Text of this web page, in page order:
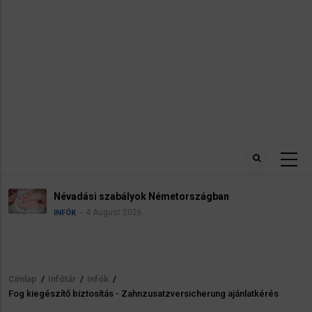
Névadási szabályok Németországban
INFÓK 4 August 2026
Morzsa
Címlap / Infótár / Infók /
Fog kiegészítő biztosítás - Zahnzusatzversicherung ajánlatkérés